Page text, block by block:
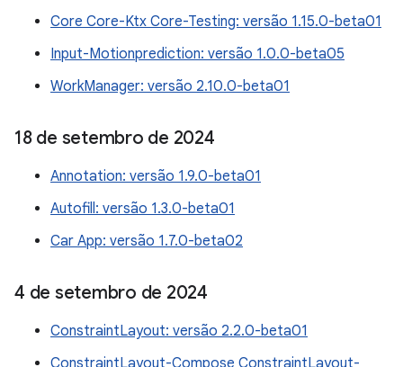
Core Core-Ktx Core-Testing: versão 1.15.0-beta01
Input-Motionprediction: versão 1.0.0-beta05
WorkManager: versão 2.10.0-beta01
18 de setembro de 2024
Annotation: versão 1.9.0-beta01
Autofill: versão 1.3.0-beta01
Car App: versão 1.7.0-beta02
4 de setembro de 2024
ConstraintLayout: versão 2.2.0-beta01
ConstraintLayout-Compose ConstraintLayout-